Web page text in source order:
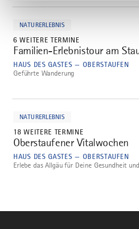
NATURERLEBNIS
6 WEITERE TERMINE
2
Familien-Erlebnistour am
HAUS DES GASTES — OBERSTAUFEN
Geführte Wanderung
NATURERLEBNIS
18 WEITERE TERMINE
3
Oberstaufener Vitalwochen
HAUS DES GASTES — OBERSTAUFEN
Erlebe das Allgäu für Deine Gesundheit